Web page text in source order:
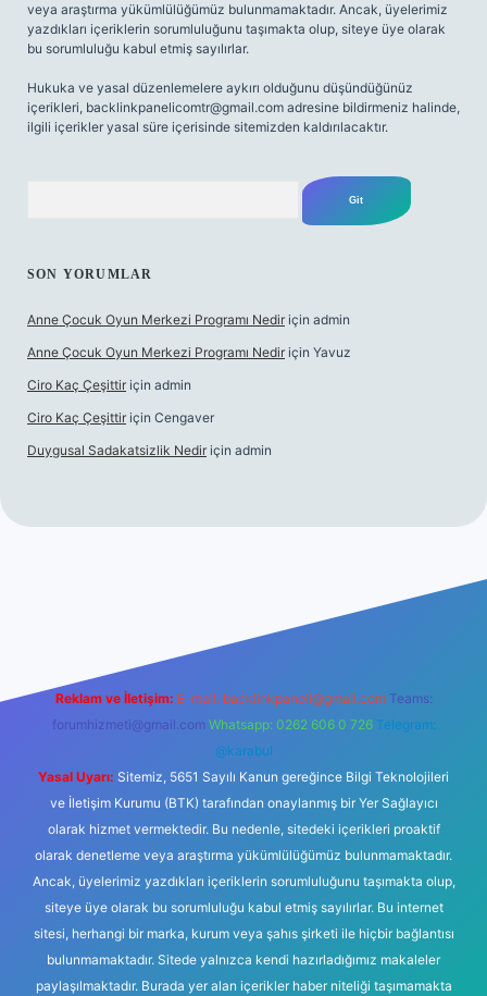
veya araştırma yükümlülüğümüz bulunmamaktadır. Ancak, üyelerimiz
yazdıkları içeriklerin sorumluluğunu taşımakta olup, siteye üye olarak
bu sorumluluğu kabul etmiş sayılırlar.
Hukuka ve yasal düzenlemelere aykırı olduğunu düşündüğünüz
içerikleri, backlinkpanelicomtr@gmail.com adresine bildirmeniz halinde,
ilgili içerikler yasal süre içerisinde sitemizden kaldırılacaktır.
SON YORUMLAR
Anne Çocuk Oyun Merkezi Programı Nedir için admin
Anne Çocuk Oyun Merkezi Programı Nedir için Yavuz
Ciro Kaç Çeşittir için admin
Ciro Kaç Çeşittir için Cengaver
Duygusal Sadakatsizlik Nedir için admin
Reklam ve İletişim: E-mail: backlinkpaneli@gmail.com Teams:
forumhizmeti@gmail.com Whatsapp: 0262 606 0 726 Telegram:
@karabul
Yasal Uyarı: Sitemiz, 5651 Sayılı Kanun gereğince Bilgi Teknolojileri
ve İletişim Kurumu (BTK) tarafından onaylanmış bir Yer Sağlayıcı
olarak hizmet vermektedir. Bu nedenle, sitedeki içerikleri proaktif
olarak denetleme veya araştırma yükümlülüğümüz bulunmamaktadır.
Ancak, üyelerimiz yazdıkları içeriklerin sorumluluğunu taşımakta olup,
siteye üye olarak bu sorumluluğu kabul etmiş sayılırlar. Bu internet
sitesi, herhangi bir marka, kurum veya şahıs şirketi ile hiçbir bağlantısı
bulunmamaktadır. Sitede yalnızca kendi hazırladığımız makaleler
paylaşılmaktadır. Burada yer alan içerikler haber niteliği taşımamakta